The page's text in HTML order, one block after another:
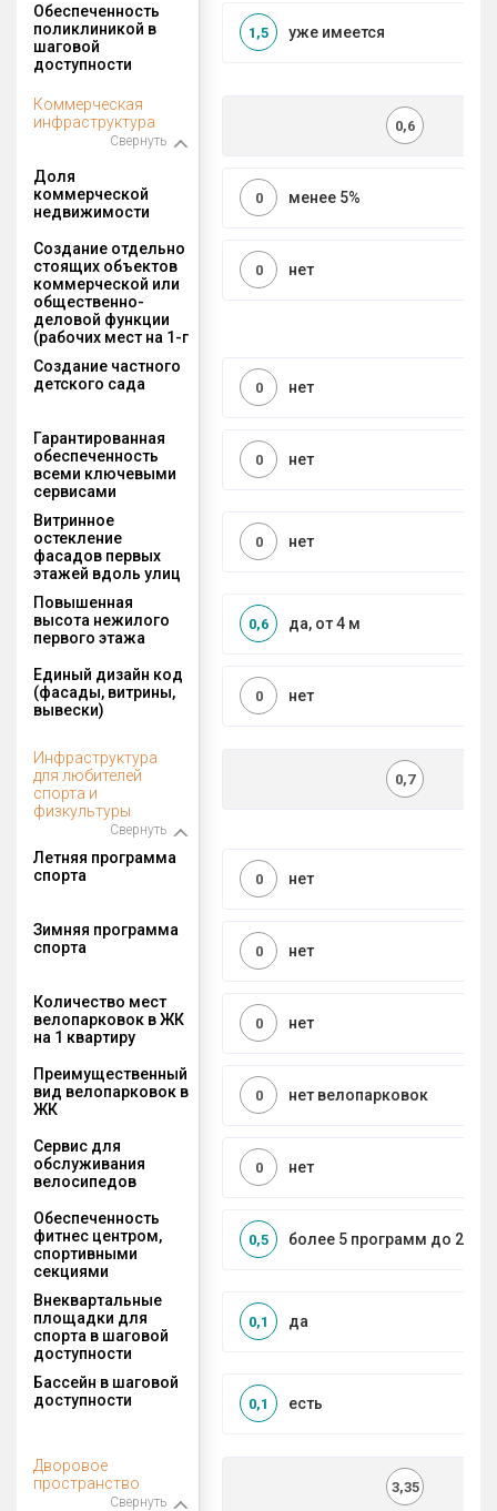
Обеспеченность
поликлиникой в
шаговой
доступности
уже имеется
1,5
Коммерческая
инфраструктура
Свернуть
0,6
Доля
коммерческой
недвижимости
менее 5%
0
Создание отдельно
стоящих объектов
коммерческой или
общественно-
деловой функции
(рабочих мест на 1-г
нет
0
Создание частного
детского сада
нет
0
Гарантированная
обеспеченность
всеми ключевыми
сервисами
нет
0
Витринное
остекление
фасадов первых
этажей вдоль улиц
нет
0
Повышенная
высота нежилого
первого этажа
да, от 4 м
0,6
Единый дизайн код
(фасады, витрины,
вывески)
нет
0
Инфраструктура
для любителей
спорта и
физкультуры
Свернуть
0,7
Летняя программа
спорта
нет
0
Зимняя программа
спорта
нет
0
Количество мест
велопарковок в ЖК
на 1 квартиру
нет
0
Преимущественный
вид велопарковок в
ЖК
нет велопарковок
0
Сервис для
обслуживания
велосипедов
нет
0
Обеспеченность
фитнес центром,
спортивными
секциями
более 5 программ до 2 км
0,5
Внеквартальные
площадки для
спорта в шаговой
доступности
да
0,1
Бассейн в шаговой
доступности
есть
0,1
Дворовое
пространство
Свернуть
3,35